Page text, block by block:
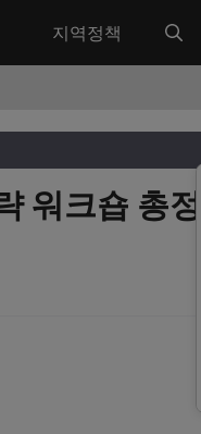
지역정책
워크숍 총정